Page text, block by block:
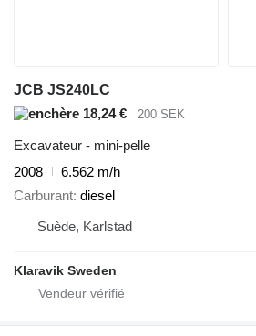
JCB JS240LC
18,24 €
200 SEK
Excavateur - mini-pelle
2008
6.562 m/h
Carburant diesel
Suède, Karlstad
Klaravik Sweden